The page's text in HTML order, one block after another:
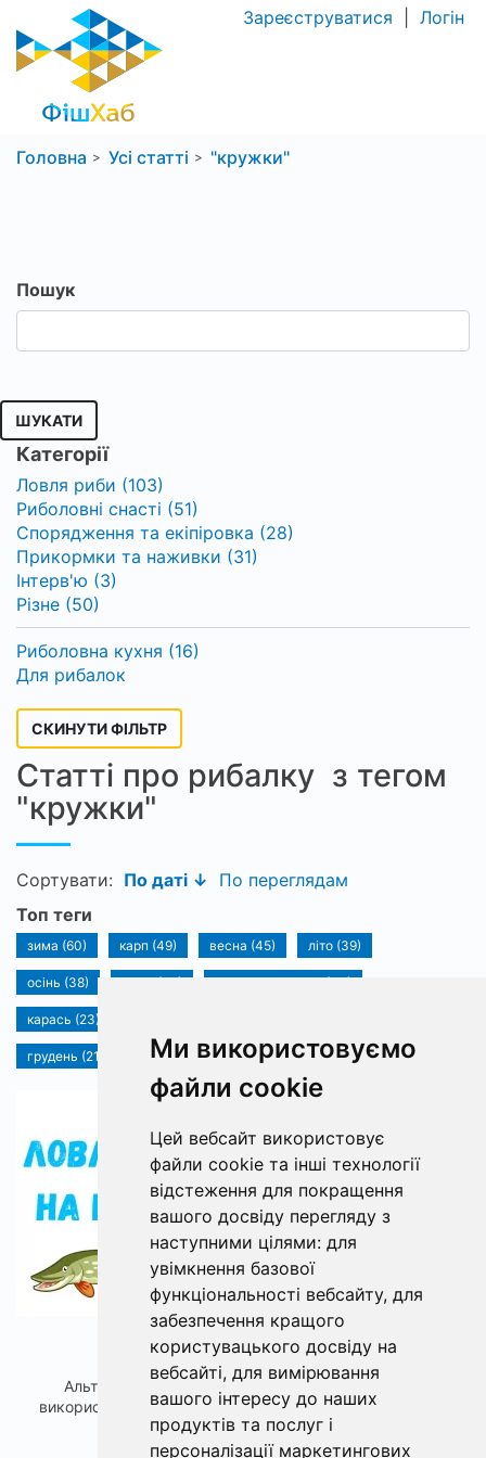
Ми використовуємо
файли cookie
Цей вебсайт використовує
файли cookie та інші технології
відстеження для покращення
вашого досвіду перегляду з
наступними цілями: для
увімкнення базової
функціональності вебсайту, для
забезпечення кращого
користувацького досвіду на
вебсайті, для вимірювання
вашого інтересу до наших
продуктів та послуг і
персоналізації маркетингових
Зареєструватися Логін
Головна Усі статті "кружки"
Пошук
ШУКАТИ
Категорії
Ловля риби (103)
Риболовні снасті (51)
Спорядження та екіпіровка (28)
Прикормки та наживки (31)
Інтерв'ю (3)
Різне (50)
Риболовна кухня (16)
Для рибалок
СКИНУТИ ФІЛЬТР
Статті про рибалку з тегом
"кружки"
Сортувати: По даті ↓
По переглядам
Топ теги
зима (60) карп (49) весна (45) літо (39)
осінь (38) щука (36) календар рибака (33)
карась (23)
грудень (21)
Ловля щуки на кружки
Альтернативою осіннього лову щуки зі спінінга з
використанням м'яких приманок є кружки - спеціал...